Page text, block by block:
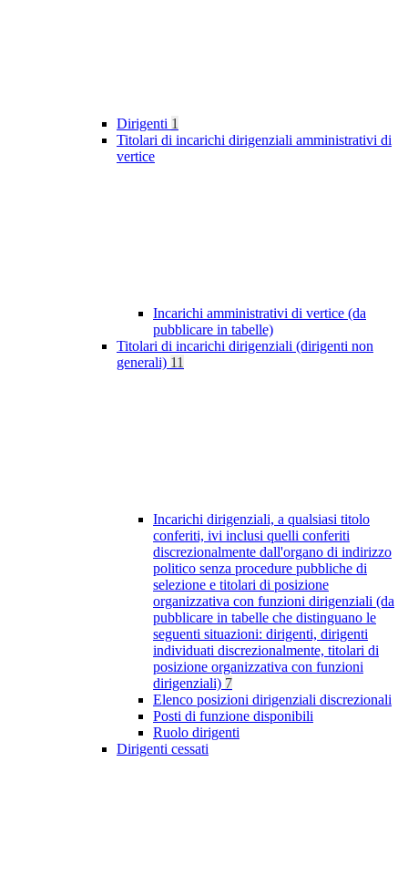
Dirigenti 1
Titolari di incarichi dirigenziali amministrativi di
vertice
Incarichi amministrativi di vertice (da
pubblicare in tabelle)
Titolari di incarichi dirigenziali (dirigenti non
generali) 11
Incarichi dirigenziali, a qualsiasi titolo
conferiti, ivi inclusi quelli conferiti
discrezionalmente dall'organo di indirizzo
politico senza procedure pubbliche di
selezione e titolari di posizione
organizzativa con funzioni dirigenziali (da
pubblicare in tabelle che distinguano le
seguenti situazioni: dirigenti, dirigenti
individuati discrezionalmente, titolari di
posizione organizzativa con funzioni
dirigenziali) 7
Elenco posizioni dirigenziali discrezionali
Posti di funzione disponibili
Ruolo dirigenti
Dirigenti cessati